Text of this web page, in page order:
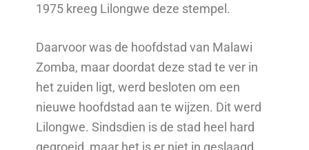
1975 kreeg Lilongwe deze stempel.
Daarvoor was de hoofdstad van Malawi
Zomba, maar doordat deze stad te ver in
het zuiden ligt, werd besloten om een
nieuwe hoofdstad aan te wijzen. Dit werd
Lilongwe. Sindsdien is de stad heel hard
gegroeid, maar het is er niet in geslaagd